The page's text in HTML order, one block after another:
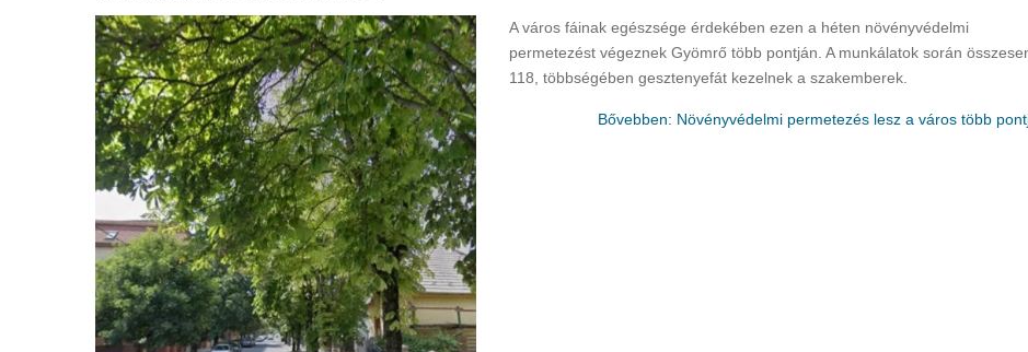
A város fáinak egészsége érdekében ezen a héten növényvédelmi
permetezést végeznek Gyömrő több pontján. A munkálatok során
118, többségében gesztenyefát kezelnek a szakemberek.
Bővebben: Növényvédelmi permetezés lesz a város több